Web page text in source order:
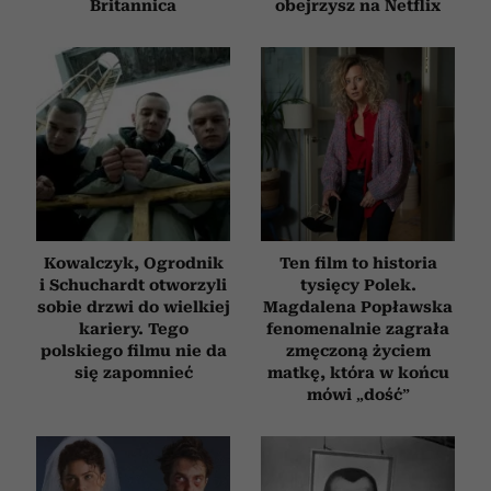
Britannica
obejrzysz na Netflix
Kowalczyk, Ogrodnik
i Schuchardt otworzyli
sobie drzwi do wielkiej
kariery. Tego
polskiego filmu nie da
się zapomnieć
Ten film to historia
tysięcy Polek.
Magdalena Popławska
fenomenalnie zagrała
zmęczoną życiem
matkę, która w końcu
mówi „dość”